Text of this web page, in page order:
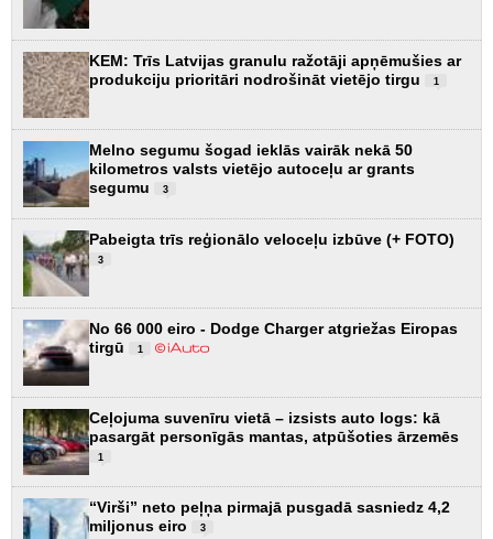
KEM: Trīs Latvijas granulu ražotāji apņēmušies ar
produkciju prioritāri nodrošināt vietējo tirgu
1
Melno segumu šogad ieklās vairāk nekā 50
kilometros valsts vietējo autoceļu ar grants
segumu
3
Pabeigta trīs reģionālo veloceļu izbūve (+ FOTO)
3
No 66 000 eiro - Dodge Charger atgriežas Eiropas
tirgū
1
Ceļojuma suvenīru vietā – izsists auto logs: kā
pasargāt personīgās mantas, atpūšoties ārzemēs
1
“Virši” neto peļņa pirmajā pusgadā sasniedz 4,2
miljonus eiro
3